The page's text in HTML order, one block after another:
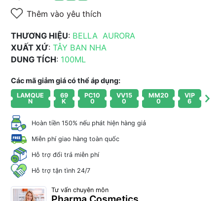
Thêm vào yêu thích
THƯƠNG HIỆU: BELLA AURORA
XUẤT XỨ: TÂY BAN NHA
DUNG TÍCH: 100ML
Các mã giảm giá có thể áp dụng:
LAMQUE
N
69
K
PC10
0
VV15
0
MM20
0
VIP
6
Hoàn tiền 150% nếu phát hiện hàng giả
Miễn phí giao hàng toàn quốc
Hỗ trợ đổi trả miễn phí
Hỗ trợ tận tình 24/7
Tư vấn chuyên môn